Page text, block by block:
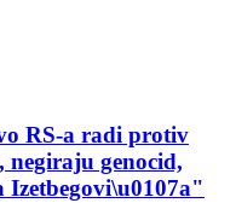
RS-a radi protiv
genocid,
Izetbegovi\u0107a"